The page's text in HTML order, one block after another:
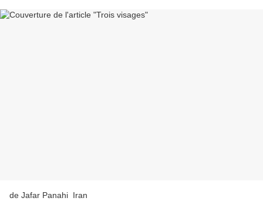
de Jafar Panahi Iran